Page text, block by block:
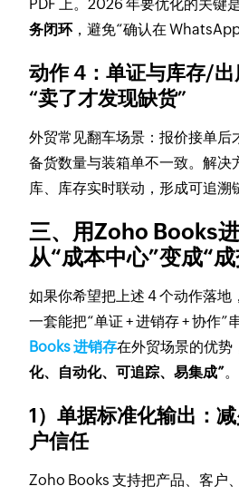
PDF 上。2026 年要优化的关键
务闭环，避免“确认在
动作 4：单证与库存/
“卖了才发现缺货”
外贸常见翻车场景：报价接单后
备货数量与装箱单不一致。解决
库、库存实时联动，形成可追溯
三、用Zoho Books
从“成本中心”变成“
如果你希望把上述 4 个动作落地
一套能把“单证 + 进销存 + 协作”
Books 进销存在外贸场景的优势
化、自动化、可追踪、易集成”。
1）单据标准化输出：
户信任
Zoho Books 支持把产品、客户